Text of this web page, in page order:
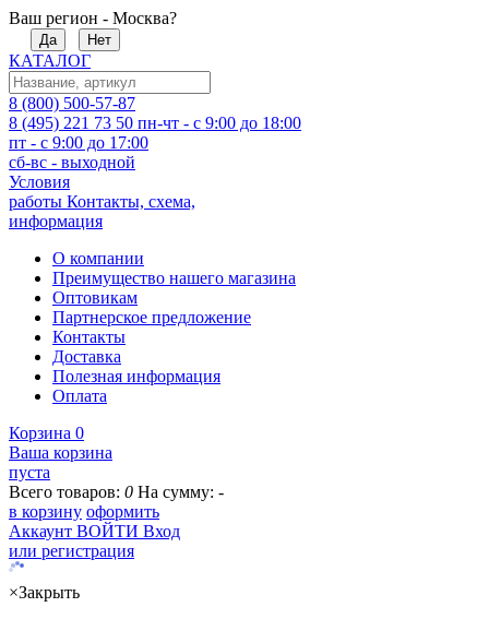
Ваш регион - Москва?
Да Нет
КАТАЛОГ
8 (800) 500-57-87
8 (495) 221 73 50 пн-чт - с 9:00 до 18:00
пт - с 9:00 до 17:00
сб-вс - выходной
Условия
работы Контакты, схема,
информация
О компании
Преимущество нашего магазина
Оптовикам
Партнерское предложение
Контакты
Доставка
Полезная информация
Оплата
Корзина 0
Ваша корзина
пуста
Всего товаров: 0 На сумму: -
в корзину оформить
Аккаунт ВОЙТИ Вход
или регистрация
×Закрыть